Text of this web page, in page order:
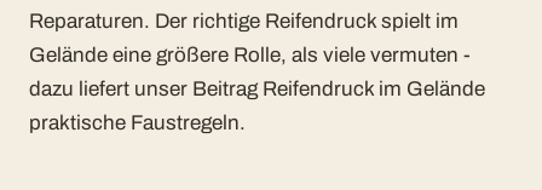
Reparaturen. Der richtige Reifendruck spielt im
Gelände eine größere Rolle, als viele vermuten -
dazu liefert unser Beitrag Reifendruck im Gelände
praktische Faustregeln.